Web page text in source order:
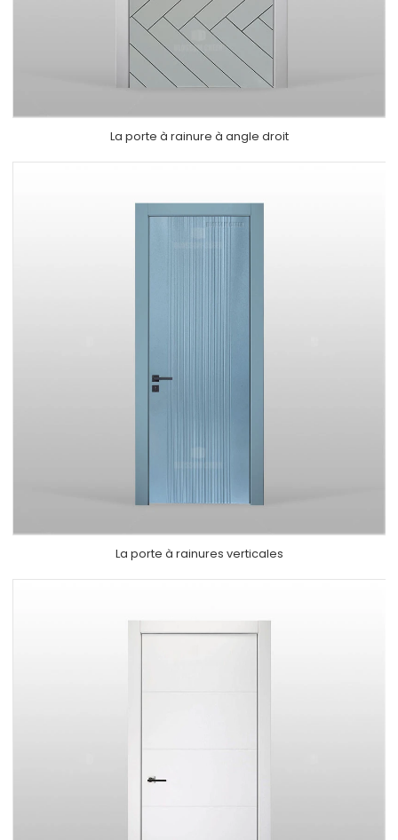
La porte à rainure à angle droit
La porte à rainures verticales